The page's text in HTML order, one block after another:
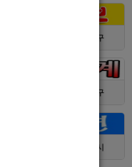
서울 > 동대문구
서울 > 동대문구
제주 > 서귀포시